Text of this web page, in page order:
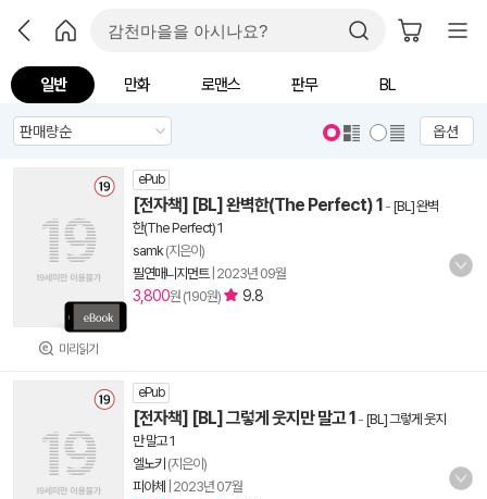
일반 만화 로맨스 판무 BL
옵션
미리읽기
ePub
[전자책] [BL] 완벽한(The Perfect) 1 - [BL] 완벽
한(The Perfect) 1
samk(지은이)
필연매니지먼트| 2023년 09월
3,800원 (190원) 9.8
ePub
[전자책] [BL] 그렇게 웃지만 말고 1 - [BL] 그렇게 웃지
만 말고 1
엘노키 (지은이)
피아체
2023년 07월